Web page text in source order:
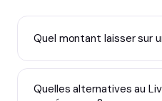
Quel montant laisser sur
Quelles alternatives au